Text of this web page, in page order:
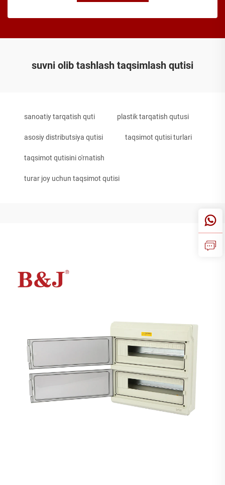
suvni olib tashlash taqsimlash qutisi
sanoatiy tarqatish quti plastik tarqatish qutusi
asosiy distributsiya qutisi taqsimot qutisi turlari
taqsimot qutisini o'rnatish
turar joy uchun taqsimot qutisi